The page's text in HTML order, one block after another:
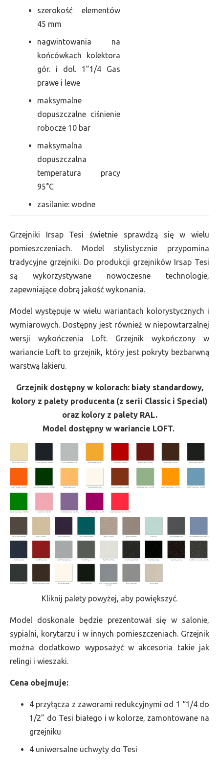
szerokość elementów
45 mm
nagwintowania na
końcówkach kolektora
gór. i dol. 1”1/4 Gas
prawe i lewe
maksymalne
dopuszczalne ciśnienie
robocze 10 bar
maksymalna
dopuszczalna
temperatura pracy
95°C
zasilanie: wodne
Grzejniki Irsap Tesi świetnie sprawdzą się w wielu
pomieszczeniach. Model stylistycznie przypomina
tradycyjne grzejniki. Do produkcji grzejników Irsap Tesi
są wykorzystywane nowoczesne technologie,
zapewniające dobrą jakość wykonania.
Model występuje w wielu wariantach kolorystycznych i
wymiarowych. Dostępny jest również w niepowtarzalnej
wersji wykończenia Loft. Grzejnik wykończony w
wariancie Loft to grzejnik, który jest pokryty bezbarwną
warstwą lakieru.
Grzejnik dostępny w kolorach: biały standardowy,
kolory z palety producenta (z serii Classic i Special)
oraz kolory z palety RAL.
Model dostępny w wariancie LOFT.
Kliknij palety powyżej, aby powiększyć.
Model doskonale będzie prezentował się w salonie,
sypialni, korytarzu i w innych pomieszczeniach. Grzejnik
można dodatkowo wyposażyć w akcesoria takie jak
relingi i wieszaki.
Cena obejmuje:
4 przyłącza z zaworami redukcyjnymi od 1 “1/4 do
1/2” do Tesi białego i w kolorze, zamontowane na
grzejniku
4 uniwersalne uchwyty do Tesi